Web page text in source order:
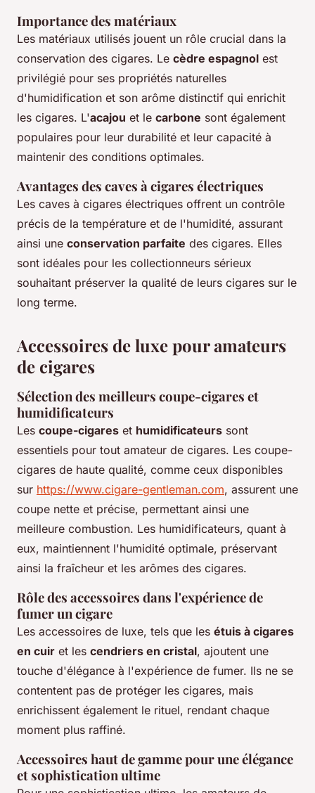
Importance des matériaux
Les matériaux utilisés jouent un rôle crucial dans la
conservation des cigares. Le cèdre espagnol est
privilégié pour ses propriétés naturelles
d'humidification et son arôme distinctif qui enrichit
les cigares. L'acajou et le carbone sont également
populaires pour leur durabilité et leur capacité à
maintenir des conditions optimales.
Avantages des caves à cigares électriques
Les caves à cigares électriques offrent un contrôle
précis de la température et de l'humidité, assurant
ainsi une conservation parfaite des cigares. Elles
sont idéales pour les collectionneurs sérieux
souhaitant préserver la qualité de leurs cigares sur le
long terme.
Accessoires de luxe pour amateurs
de cigares
Sélection des meilleurs coupe-cigares et
humidificateurs
Les coupe-cigares et humidificateurs sont
essentiels pour tout amateur de cigares. Les coupe-
cigares de haute qualité, comme ceux disponibles
sur https://www.cigare-gentleman.com, assurent une
coupe nette et précise, permettant ainsi une
meilleure combustion. Les humidificateurs, quant à
eux, maintiennent l'humidité optimale, préservant
ainsi la fraîcheur et les arômes des cigares.
Rôle des accessoires dans l'expérience de
fumer un cigare
Les accessoires de luxe, tels que les étuis à cigares
en cuir et les cendriers en cristal, ajoutent une
touche d'élégance à l'expérience de fumer. Ils ne se
contentent pas de protéger les cigares, mais
enrichissent également le rituel, rendant chaque
moment plus raffiné.
Accessoires haut de gamme pour une élégance
et sophistication ultime